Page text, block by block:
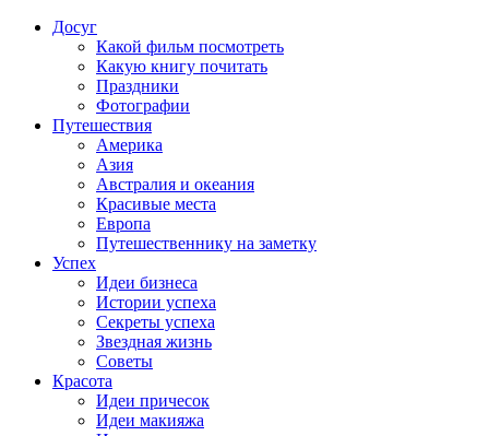
Досуг
Какой фильм посмотреть
Какую книгу почитать
Праздники
Фотографии
Путешествия
Америка
Азия
Австралия и океания
Красивые места
Европа
Путешественнику на заметку
Успех
Идеи бизнеса
Истории успеха
Секреты успеха
Звездная жизнь
Советы
Красота
Идеи причесок
Идеи макияжа